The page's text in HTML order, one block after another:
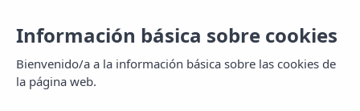
Información básica sobre cookies
Bienvenido/a a la información básica sobre las cookies de
la página web.